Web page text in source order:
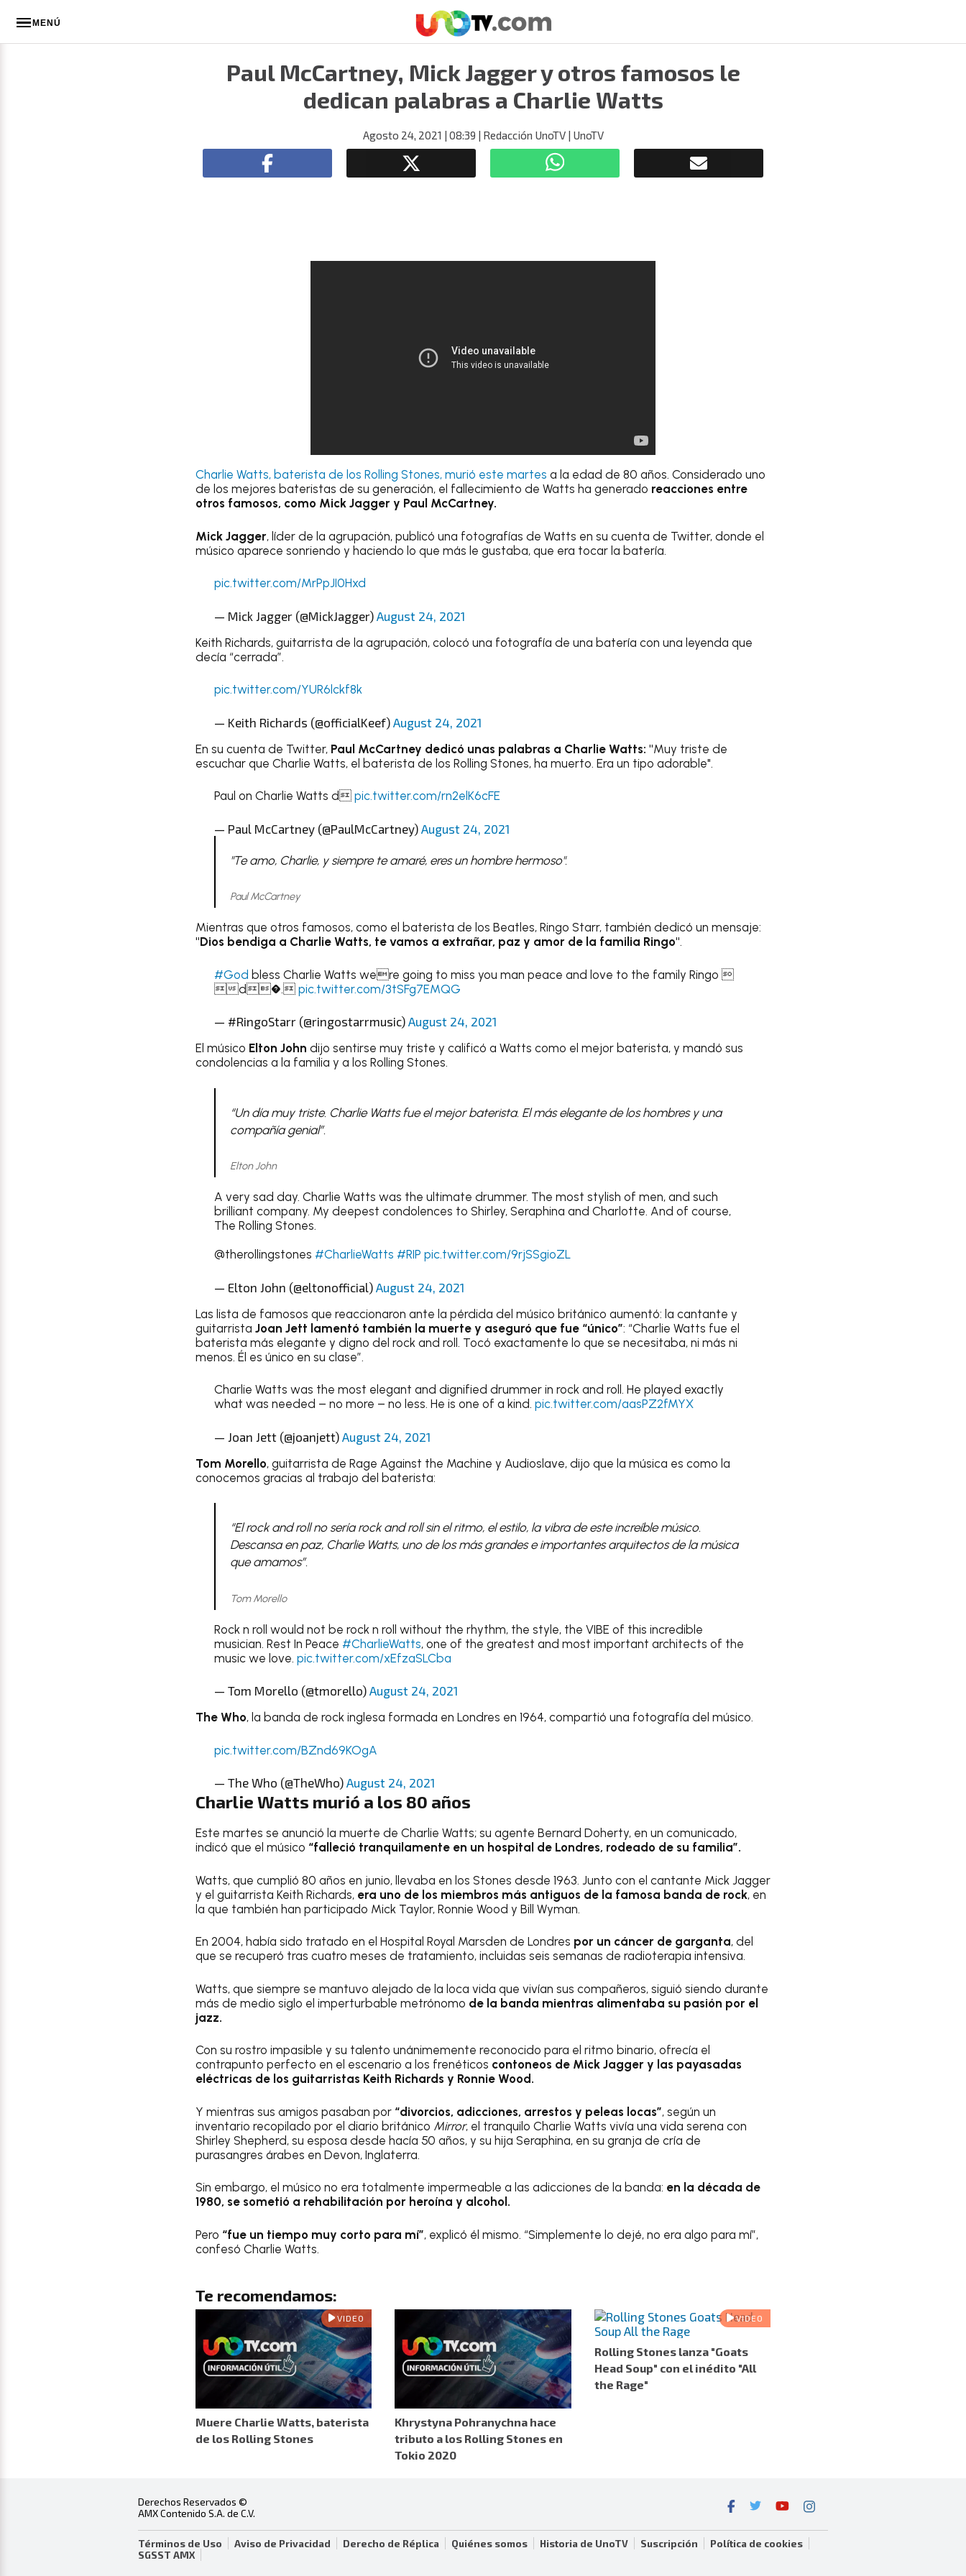
MENÚ
Paul McCartney, Mick Jagger y otros famosos le
dedican palabras a Charlie Watts
Agosto 24, 2021 | 08:39 | Redacción UnoTV| UnoTV
Charlie Watts, baterista de los Rolling Stones, murió este martes a la edad de 80 años. Considerado uno
de los mejores bateristas de su generación, el fallecimiento de Watts ha generado reacciones entre
otros famosos, como Mick Jagger y Paul McCartney.
Mick Jagger, líder de la agrupación, publicó una fotografías de Watts en su cuenta de Twitter, donde el
músico aparece sonriendo y haciendo lo que más le gustaba, que era tocar la batería.
pic.twitter.com/MrPpJI0Hxd
— Mick Jagger (@MickJagger) August 24, 2021
Keith Richards, guitarrista de la agrupación, colocó una fotografía de una batería con una leyenda que
decía “cerrada”.
pic.twitter.com/YUR6lckf8k
— Keith Richards (@officialKeef) August 24, 2021
En su cuenta de Twitter, Paul McCartney dedicó unas palabras a Charlie Watts: "Muy triste de
escuchar que Charlie Watts, el baterista de los Rolling Stones, ha muerto. Era un tipo adorable".
Paul on Charlie Watts d pic.twitter.com/rn2elK6cFE
— Paul McCartney (@PaulMcCartney) August 24, 2021
"Te amo, Charlie, y siempre te amaré, eres un hombre hermoso".
Paul McCartney
Mientras que otros famosos, como el baterista de los Beatles, Ringo Starr, también dedicó un mensaje:
"Dios bendiga a Charlie Watts, te vamos a extrañar, paz y amor de la familia Ringo".
#God bless Charlie Watts were going to miss you man peace and love to the family Ringo 
d�. pic.twitter.com/3tSFg7EMQG
— #RingoStarr (@ringostarrmusic) August 24, 2021
El músico Elton John dijo sentirse muy triste y calificó a Watts como el mejor baterista, y mandó sus
condolencias a la familia y a los Rolling Stones.
“Un día muy triste. Charlie Watts fue el mejor baterista. El más elegante de los hombres y una
compañía genial”.
Elton John
A very sad day. Charlie Watts was the ultimate drummer. The most stylish of men, and such
brilliant company. My deepest condolences to Shirley, Seraphina and Charlotte. And of course,
The Rolling Stones.
@therollingstones #CharlieWatts #RIP pic.twitter.com/9rjSSgioZL
— Elton John (@eltonofficial) August 24, 2021
Las lista de famosos que reaccionaron ante la pérdida del músico británico aumentó: la cantante y
guitarrista Joan Jett lamentó también la muerte y aseguró que fue “único”: “Charlie Watts fue el
baterista más elegante y digno del rock and roll. Tocó exactamente lo que se necesitaba, ni más ni
menos. Él es único en su clase”.
Charlie Watts was the most elegant and dignified drummer in rock and roll. He played exactly
what was needed – no more – no less. He is one of a kind. pic.twitter.com/aasPZ2fMYX
— Joan Jett (@joanjett) August 24, 2021
Tom Morello, guitarrista de Rage Against the Machine y Audioslave, dijo que la música es como la
conocemos gracias al trabajo del baterista:
“El rock and roll no sería rock and roll sin el ritmo, el estilo, la vibra de este increíble músico.
Descansa en paz, Charlie Watts, uno de los más grandes e importantes arquitectos de la música
que amamos”.
Tom Morello
Rock n roll would not be rock n roll without the rhythm, the style, the VIBE of this incredible
musician. Rest In Peace #CharlieWatts, one of the greatest and most important architects of the
music we love. pic.twitter.com/xEfzaSLCba
— Tom Morello (@tmorello) August 24, 2021
The Who, la banda de rock inglesa formada en Londres en 1964, compartió una fotografía del músico.
pic.twitter.com/BZnd69KOgA
— The Who (@TheWho) August 24, 2021
Charlie Watts murió a los 80 años
Este martes se anunció la muerte de Charlie Watts; su agente Bernard Doherty, en un comunicado,
indicó que el músico “falleció tranquilamente en un hospital de Londres, rodeado de su familia”.
Watts, que cumplió 80 años en junio, llevaba en los Stones desde 1963. Junto con el cantante Mick Jagger
y el guitarrista Keith Richards, era uno de los miembros más antiguos de la famosa banda de rock, en
la que también han participado Mick Taylor, Ronnie Wood y Bill Wyman.
En 2004, había sido tratado en el Hospital Royal Marsden de Londres por un cáncer de garganta, del
que se recuperó tras cuatro meses de tratamiento, incluidas seis semanas de radioterapia intensiva.
Watts, que siempre se mantuvo alejado de la loca vida que vivían sus compañeros, siguió siendo durante
más de medio siglo el imperturbable metrónomo de la banda mientras alimentaba su pasión por el
jazz.
Con su rostro impasible y su talento unánimemente reconocido para el ritmo binario, ofrecía el
contrapunto perfecto en el escenario a los frenéticos contoneos de Mick Jagger y las payasadas
eléctricas de los guitarristas Keith Richards y Ronnie Wood.
Y mientras sus amigos pasaban por “divorcios, adicciones, arrestos y peleas locas”, según un
inventario recopilado por el diario británico Mirror, el tranquilo Charlie Watts vivía una vida serena con
Shirley Shepherd, su esposa desde hacía 50 años, y su hija Seraphina, en su granja de cría de
purasangres árabes en Devon, Inglaterra.
Sin embargo, el músico no era totalmente impermeable a las adicciones de la banda: en la década de
1980, se sometió a rehabilitación por heroína y alcohol.
Pero “fue un tiempo muy corto para mí”, explicó él mismo. “Simplemente lo dejé, no era algo para mí”,
confesó Charlie Watts.
Te recomendamos:
VIDEO
Muere Charlie Watts, baterista
de los Rolling Stones
Khrystyna Pohranychna hace
tributo a los Rolling Stones en
Tokio 2020
VIDEO
Rolling Stones lanza "Goats
Head Soup" con el inédito "All
the Rage"
Derechos Reservados ©
AMX Contenido S.A. de C.V.
Términos de Uso Aviso de Privacidad Derecho de Réplica Quiénes somos Historia de UnoTV Suscripción
Política de cookies
SGSST AMX